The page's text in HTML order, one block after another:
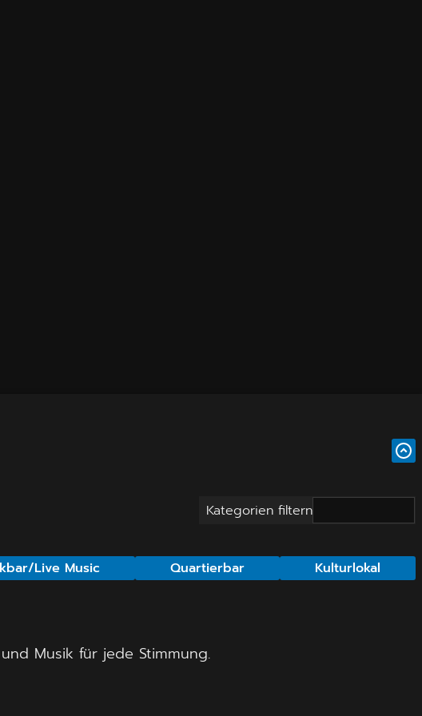
Kategorien filtern
Live Music Quartierbar Kulturlokal
Musik für jede Stimmung.